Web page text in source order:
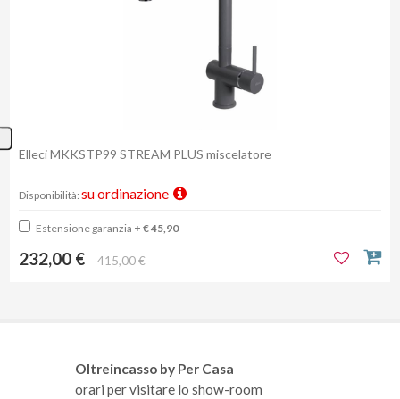
Elleci MKKSTP99 STREAM PLUS miscelatore
Disponibilità: su ordinazione
Estensione garanzia + € 45,90
232,00 € 415,00 €
Oltreincasso by Per Casa
orari per visitare lo show-room